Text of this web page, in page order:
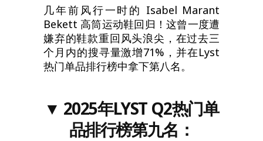
几年前风行一时的 Isabel Marant
Bekett 高筒运动鞋回归！这曾一度遭
嫌弃的鞋款重回风头浪尖，在过去三
个月内的搜寻量激增71%，并在Lyst
热门单品排行榜中拿下第八名。
▼ 2025年LYST Q2热门单
品排行榜第九名 ：